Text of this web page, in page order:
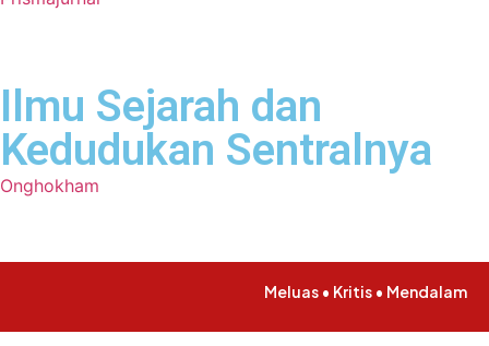
Ilmu Sejarah dan
Kedudukan Sentralnya
Onghokham
Meluas • Kritis • Mendalam